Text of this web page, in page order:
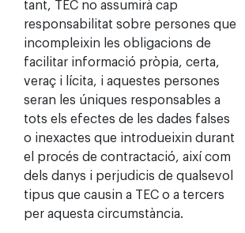
tant, TEC no assumirà cap
responsabilitat sobre persones que
incompleixin les obligacions de
facilitar informació pròpia, certa,
veraç i lícita, i aquestes persones
seran les úniques responsables a
tots els efectes de les dades falses
o inexactes que introdueixin durant
el procés de contractació, així com
dels danys i perjudicis de qualsevol
tipus que causin a TEC o a tercers
per aquesta circumstància.